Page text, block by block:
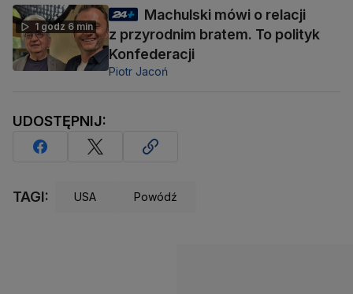
1 godz 6 min
Machulski mówi o relacji
z przyrodnim bratem. To polityk
Konfederacji
Piotr Jacoń
UDOSTĘPNIJ:
TAGI: USA Powódź